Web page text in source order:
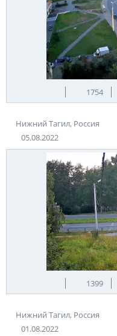
1754
Нижний Тагил, Россия
05.08.2022
1399
Нижний Тагил, Россия
01.08.2022